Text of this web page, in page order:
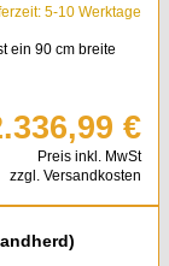
5-10 Werktage
ein 90 cm breite
€
Preis inkl. MwSt
zzgl. Versandkosten